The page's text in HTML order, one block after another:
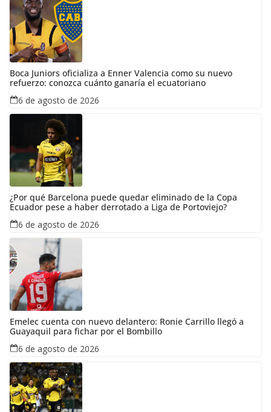
Boca Juniors oficializa a Enner Valencia como su nuevo
refuerzo: conozca cuánto ganaría el ecuatoriano
6 de agosto de 2026
¿Por qué Barcelona puede quedar eliminado de la Copa
Ecuador pese a haber derrotado a Liga de Portoviejo?
6 de agosto de 2026
Emelec cuenta con nuevo delantero: Ronie Carrillo llegó a
Guayaquil para fichar por el Bombillo
6 de agosto de 2026